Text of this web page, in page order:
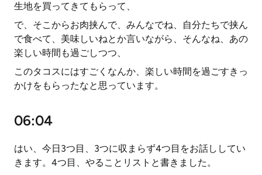
生地を買ってきてもらって、
で、そこからお肉挟んで、みんなでね、自分たちで挟ん
で食べて、美味しいねとか言いながら、そんなね、あの
楽しい時間も過ごしつつ、
このタコスにはすごくなんか、楽しい時間を過ごすきっ
かけをもらったなと思っています。
06:04
はい、今日3つ目、3つに収まらず4つ目をお話ししてい
きます。4つ目、やることリストと書きました。